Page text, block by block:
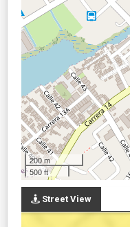
200 m
500 ft
Street View